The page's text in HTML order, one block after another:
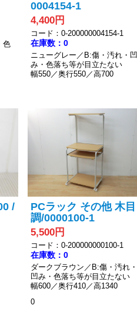
色
0004154-1
4,400円
コード：0-200000004154-1
在庫数：0
ニューグレー／B:傷・汚れ・凹
み・色落ち等が目立たない
幅550／奥行550／高700
/
PCラック その他 木目
調/0000100-1
5,500円
コード：0-200000000100-1
在庫数：0
ダークブラウン／B:傷・汚れ・
凹み・色落ち等が目立たない
幅600／奥行410／高1340
0